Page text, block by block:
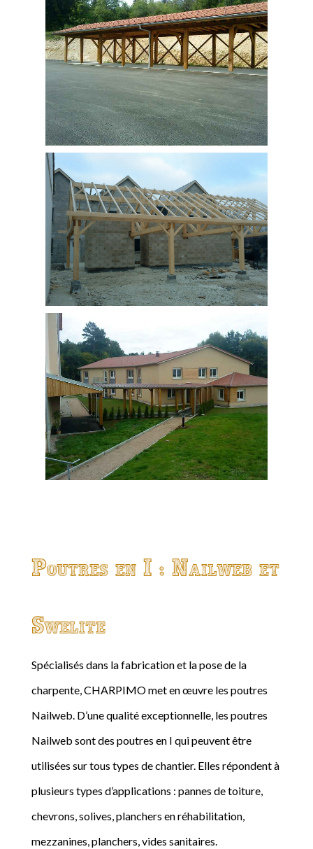
Poutres en I : Nailweb et
Swelite
Spécialisés dans la fabrication et la pose de la
charpente, CHARPIMO met en œuvre les poutres
Nailweb. D’une qualité exceptionnelle, les poutres
Nailweb sont des poutres en I qui peuvent être
utilisées sur tous types de chantier. Elles répondent à
plusieurs types d’applications : pannes de toiture,
chevrons, solives, planchers en réhabilitation,
mezzanines, planchers, vides sanitaires.